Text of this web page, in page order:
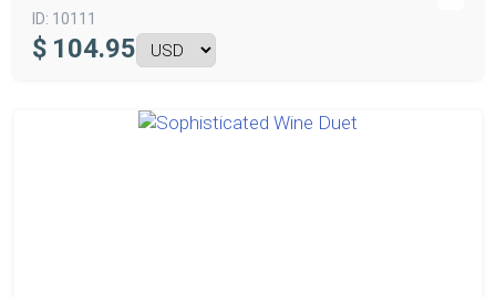
ID: 10111
$ 104.95